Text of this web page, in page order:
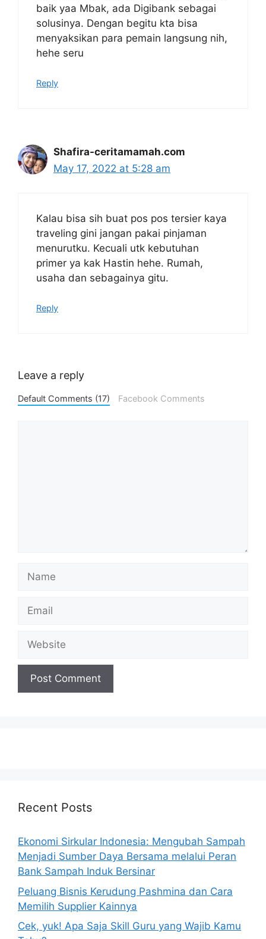
baik yaa Mbak, ada Digibank sebagai
solusinya. Dengan begitu kta bisa
menyaksikan para pemain langsung nih,
hehe seru
Reply
Shafira-ceritamamah.com
May 17, 2022 at 5:28 am
Kalau bisa sih buat pos pos tersier kaya
traveling gini jangan pakai pinjaman
menurutku. Kecuali utk kebutuhan
primer ya kak Hastin hehe. Rumah,
usaha dan sebagainya gitu.
Reply
Leave a reply
Default Comments (17) Facebook Comments
Name
Email
Website
Recent Posts
Ekonomi Sirkular Indonesia: Mengubah Sampah
Menjadi Sumber Daya Bersama melalui Peran
Bank Sampah Induk Bersinar
Peluang Bisnis Kerudung Pashmina dan Cara
Memilih Supplier Kainnya
Cek, yuk! Apa Saja Skill Guru yang Wajib Kamu